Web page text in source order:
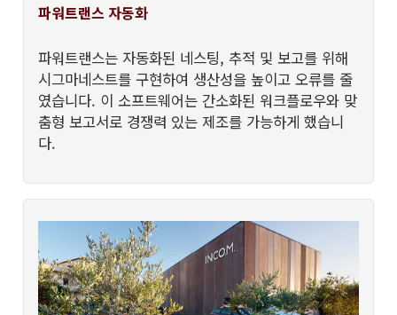
파워트랜스 자동화
파워트랜스는 자동화된 네스팅, 추적 및 보고를 위해
시그마네스트를 구현하여 생산성을 높이고 오류를 줄
였습니다. 이 소프트웨어는 간소화된 워크플로우와 맞
춤형 보고서로 경쟁력 있는 제조를 가능하게 했습니
다.